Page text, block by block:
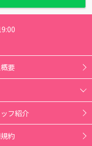
要
フ紹介
約